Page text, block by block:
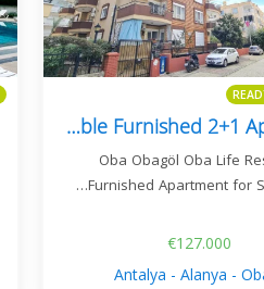
Oba Life Residence Residency-Eligible Furnished 2+1 Apartment
Oba Obagöl Oba Life
Furnished Apartment for
€127.000
Antalya - Alanya -